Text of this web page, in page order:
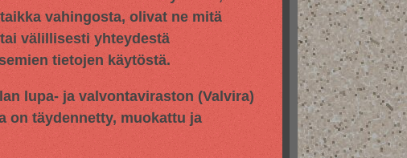
vahingosta, olivat ne mitä
välillisesti yhteydestä
tietojen käytöstä.
lupa- ja valvontaviraston (Valvira)
on täydennetty, muokattu ja